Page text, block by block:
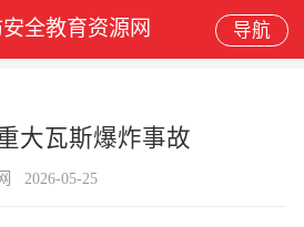
全教育资源网 导航
大瓦斯爆炸事故
2026-05-25